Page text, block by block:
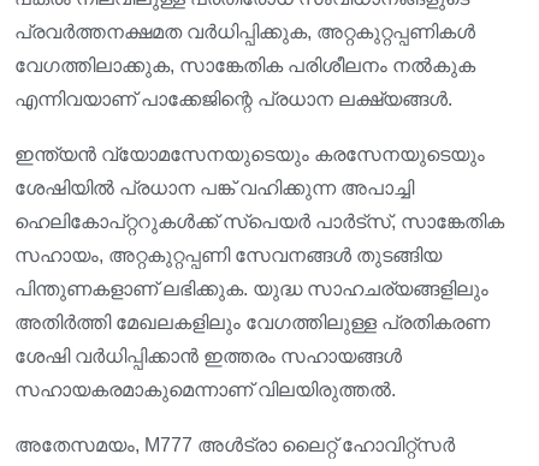
പ്രവർത്തനക്ഷമത വർധിപ്പിക്കുക, അറ്റകുറ്റപ്പണികൾ
വേഗത്തിലാക്കുക, സാങ്കേതിക പരിശീലനം നൽകുക
എന്നിവയാണ് പാക്കേജിന്റെ പ്രധാന ലക്ഷ്യങ്ങൾ.
ഇന്ത്യൻ വ്യോമസേനയുടെയും കരസേനയുടെയും
ശേഷിയിൽ പ്രധാന പങ്ക് വഹിക്കുന്ന അപാച്ചി
ഹെലികോപ്റ്ററുകൾക്ക് സ്പെയർ പാർട്സ്, സാങ്കേതിക
സഹായം, അറ്റകുറ്റപ്പണി സേവനങ്ങൾ തുടങ്ങിയ
പിന്തുണകളാണ് ലഭിക്കുക. യുദ്ധ സാഹചര്യങ്ങളിലും
അതിർത്തി മേഖലകളിലും വേഗത്തിലുള്ള പ്രതികരണ
ശേഷി വർധിപ്പിക്കാൻ ഇത്തരം സഹായങ്ങൾ
സഹായകരമാകുമെന്നാണ് വിലയിരുത്തൽ.
അതേസമയം, M777 അൾട്രാ ലൈറ്റ് ഹോവിറ്റ്സർ